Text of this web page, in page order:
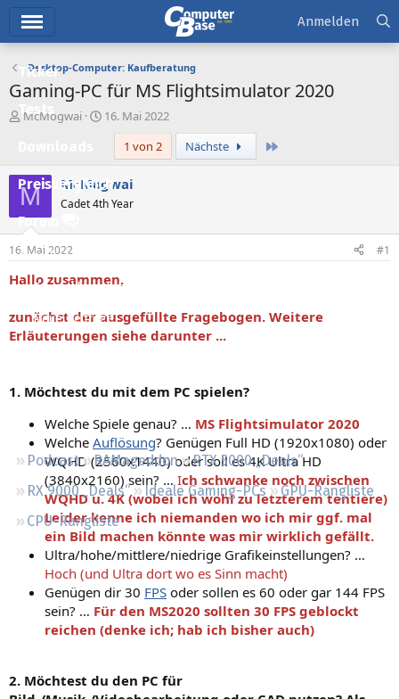
Ticker
Tests
Preisvergleich
Forum
Aktuelles
Empfohlene Inhalte
Neue Beiträge
Podcast RAMageddon
RTX 5000 „Deals“
RX 9000 „Deals“
Ideale Gaming-PCs
GPU-Rangliste
CPU-Rangliste
Anmelden
Desktop-Computer: Kaufberatung
Gaming-PC für MS Flightsimulator 2020
E
e
l
e
McMogwai
E
e
l
l
m
16. Mai 2022
1 von 2
Nächste
M McMogwai
Cadet 4th Year
16. Mai 2022 #1
Hallo zusammen,
zunächst der ausgefüllte Fragebogen. Weitere
Erläuterungen siehe darunter ...
1. Möchtest du mit dem PC spielen?
Welche Spiele genau? … MS Flightsimulator 2020
Welche Auflösung? Genügen Full HD (1920x1080) oder
WQHD (2560x1440) oder soll es 4K Ultra HD
(3840x2160) sein? … Ich schwanke noch zwischen
WQHD u. 4K (wobei ich wohl zu letzterem tentiere)
Leider kenne ich niemanden wo ich mir ggf. mal
ein Bild machen könnte was mir wirklich gefällt.
Ultra/hohe/mittlere/niedrige Grafikeinstellungen? …
Hoch (und Ultra dort wo es Sinn macht)
Genügen dir 30 FPS oder sollen es 60 oder gar 144 FPS
sein? … Für den MS2020 sollten 30 FPS geblockt
reichen (denke ich; hab ich bisher auch)
2. Möchtest du den PC für